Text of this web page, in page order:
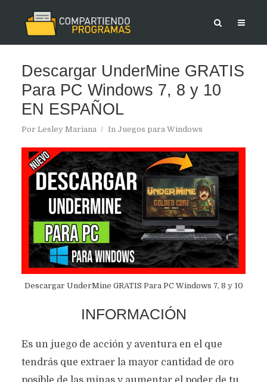
Descargar UnderMine GRATIS
Para PC Windows 7, 8 y 10
EN ESPAÑOL
Por Lesley Mariana In Juegos para Windows
Descargar UnderMine GRATIS Para PC Windows 7, 8 y 10
INFORMACIÓN
Es un juego de acción y aventura en el que
tendrás que extraer la mayor cantidad de oro